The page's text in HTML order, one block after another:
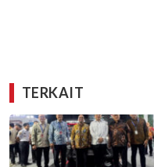
TERKAIT